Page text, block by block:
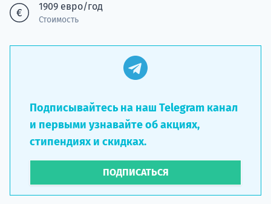
1909 евро/год
Стоимость
Подписывайтесь на наш Telegram канал
и первыми узнавайте об акциях,
стипендиях и скидках.
ПОДПИСАТЬСЯ